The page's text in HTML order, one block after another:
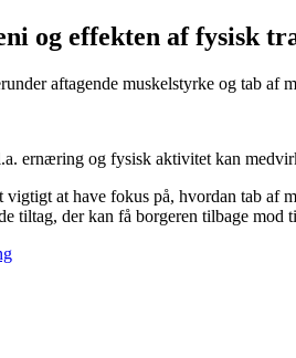
og effekten af fysisk
aftagende muskelstyrke og tab af
ernæring og fysisk aktivitet kan
at have fokus på, hvordan tab af
tiltag, der kan få borgeren tilbage mod